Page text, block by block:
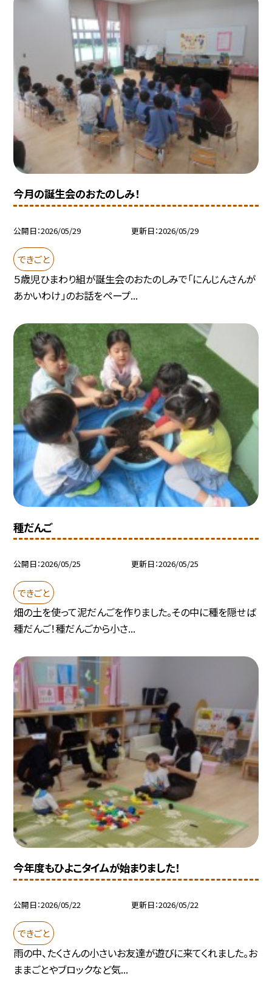
今月の誕生会のおたのしみ！
公開日 2026/05/29 更新日 2026/05/29
できごと
５歳児ひまわり組が誕生会のおたのしみで「にんじんさんが
あかいわけ」のお話をペープ...
種だんご
公開日 2026/05/25 更新日 2026/05/25
できごと
畑の土を使って泥だんごを作りました。その中に種を隠せば
種だんご！種だんごから小さ...
今年度もひよこタイムが始まりました！
公開日 2026/05/22 更新日 2026/05/22
できごと
雨の中、たくさんの小さいお友達が遊びに来てくれました。お
ままごとやブロックなど気...